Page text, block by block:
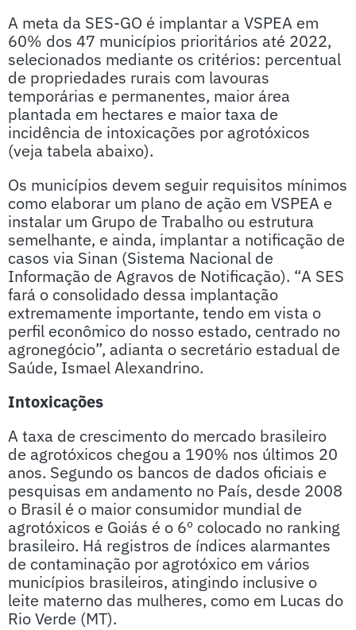
A meta da SES-GO é implantar a VSPEA em
60% dos 47 municípios prioritários até 2022,
selecionados mediante os critérios: percentual
de propriedades rurais com lavouras
temporárias e permanentes, maior área
plantada em hectares e maior taxa de
incidência de intoxicações por agrotóxicos
(veja tabela abaixo).
Os municípios devem seguir requisitos mínimos
como elaborar um plano de ação em VSPEA e
instalar um Grupo de Trabalho ou estrutura
semelhante, e ainda, implantar a notificação de
casos via Sinan (Sistema Nacional de
Informação de Agravos de Notificação). “A SES
fará o consolidado dessa implantação
extremamente importante, tendo em vista o
perfil econômico do nosso estado, centrado no
agronegócio”, adianta o secretário estadual de
Saúde, Ismael Alexandrino.
Intoxicações
A taxa de crescimento do mercado brasileiro
de agrotóxicos chegou a 190% nos últimos 20
anos. Segundo os bancos de dados oficiais e
pesquisas em andamento no País, desde 2008
o Brasil é o maior consumidor mundial de
agrotóxicos e Goiás é o 6º colocado no ranking
brasileiro. Há registros de índices alarmantes
de contaminação por agrotóxico em vários
municípios brasileiros, atingindo inclusive o
leite materno das mulheres, como em Lucas do
Rio Verde (MT).